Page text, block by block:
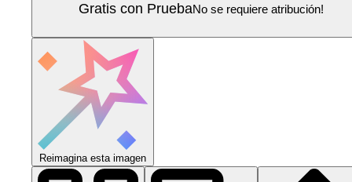
Gratis con PruebaNo se requiere atribución!
Reimagina esta imagen